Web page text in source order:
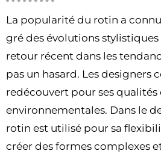
La popularité du rotin a
gré des évolutions stylistiques
retour récent dans les
pas un hasard. Les designers
redécouvert pour ses qualités
environnementales. Dans le
rotin est utilisé pour sa
créer des formes complexes